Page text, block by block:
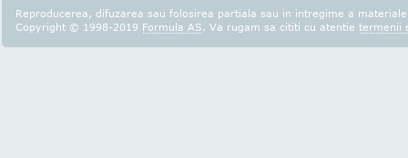
Reproducerea, difuzarea sau folosirea partiala sau in intregime a
Copyright © 1998-2019 Formula AS. Va rugam sa cititi cu atentie termenii